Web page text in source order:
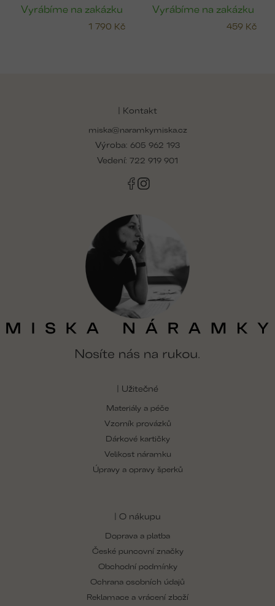
Vyrábíme na zakázku
1 790 Kč
Vyrábíme na zakázku
459 Kč
| Kontakt
miska@naramkymiska.cz
Výroba: 605 962 193
Vedení: 722 919 901
| Užitečné
Materiály a péče
Vzorník provázků
Dárkové kartičky
Velikost náramku
Úpravy a opravy šperků
| O nákupu
Doprava a platba
České puncovní značky
Obchodní podmínky
Ochrana osobních údajů
Reklamace a vrácení zboží